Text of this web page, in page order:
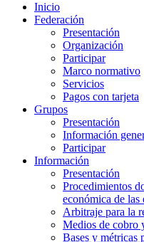
Inicio
Federación
Presentación
Organización
Participar
Marco normativo
Servicios
Pagos con tarjeta
Grupos
Presentación
Información
Participar
Información
Presentación
Procedimientos
económica de las
Arbitraje para la
Medios de cobro
Bases y métricas